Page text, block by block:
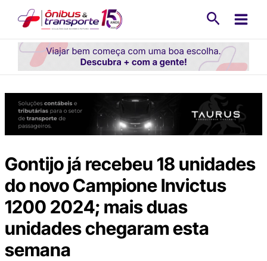
conteúdo
Gontijo já recebeu 18 unidades
do novo Campione Invictus
1200 2024; mais duas
unidades chegaram esta
semana